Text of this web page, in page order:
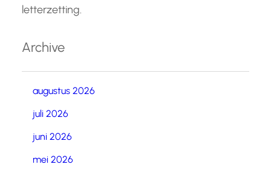
letterzetting.
Archive
augustus 2026
juli 2026
juni 2026
mei 2026